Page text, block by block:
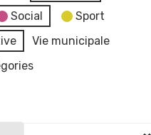
Social
Sport
Vie municipale